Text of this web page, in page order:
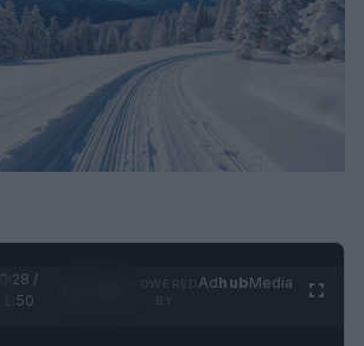
0:28 /
1:50
AdhubMedia